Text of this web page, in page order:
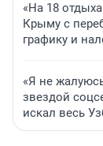
«На 18
Крыму с
графику и
«Я не
звездой
искал весь